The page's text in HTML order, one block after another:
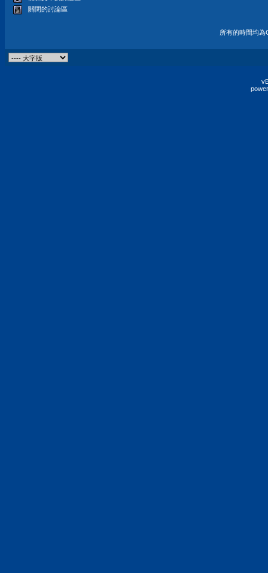
關閉的討論區
所有的時間均為